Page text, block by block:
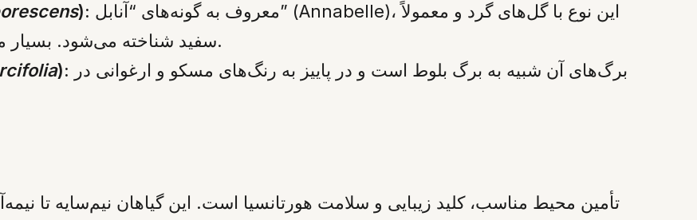
):
سفید شناخته می‌شود. بسیار مقاوم به سرما بوده و نگهداری آسانی دارد.
):
تأمین محیط مناسب، کلید زیبایی و سلامت هورتانسیا است. این گیاهان نیم‌سایه تا